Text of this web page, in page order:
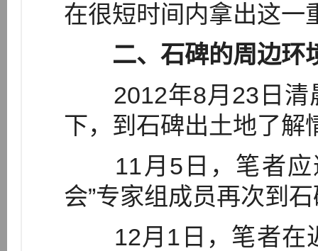
在很短时间内拿出这一
二、石碑的周边环
2012年8月23日清
下，到石碑出土地了解
11月5日，笔者应
会”专家组成员再次到
12月1日，笔者在